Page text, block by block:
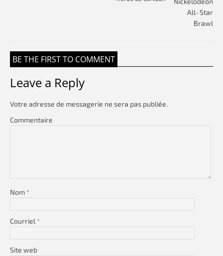
BE THE FIRST TO COMMENT
Leave a Reply
Votre adresse de messagerie ne sera pas publiée.
Commentaire
Nom *
Courriel *
Site web